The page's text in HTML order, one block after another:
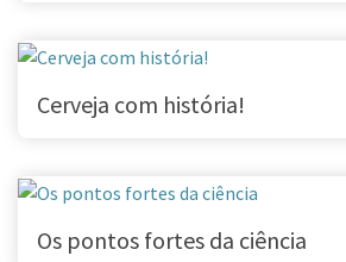
Cerveja com história!
Os pontos fortes da ciência